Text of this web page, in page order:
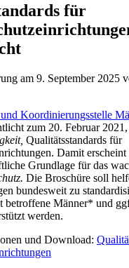
für
am 9. September 2025
Koordinierungsstelle
zum 20. Februar
Qualitätsstandards für
Damit
Grundlage für das
Die Broschüre soll
bundesweit zu
betroffene Männer* und
werden.
und Download: